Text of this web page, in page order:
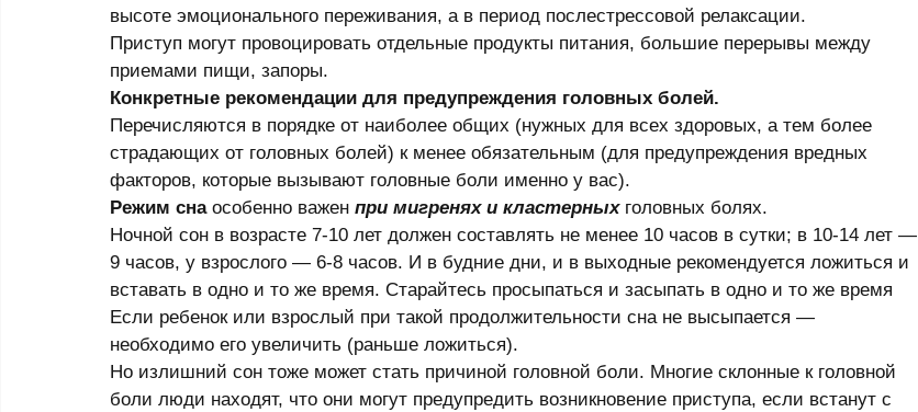
высоте эмоционального переживания, а в период послестрессовой релаксации.
Приступ могут провоцировать отдельные продукты питания, большие перерывы между
приемами пищи, запоры.
Конкретные рекомендации для предупреждения головных болей.
Перечисляются в порядке от наиболее общих (нужных для всех здоровых, а тем более
страдающих от головных болей) к менее обязательным (для предупреждения вредных
факторов, которые вызывают головные боли именно у вас).
Режим сна особенно важен при мигренях и кластерных головных болях.
Ночной сон в возрасте 7-10 лет должен составлять не менее 10 часов в сутки; в 10-14 лет —
9 часов, у взрослого — 6-8 часов. И в будние дни, и в выходные рекомендуется ложиться и
вставать в одно и то же время. Старайтесь просыпаться и засыпать в одно и то же время
Если ребенок или взрослый при такой продолжительно­­­сти сна не высыпается —
необходимо его увеличить (раньше ложиться).
Но излишний сон тоже может стать причиной головной боли. Многие склонные к головной
боли люди находят, что они могут предупредить возникновение приступа, если встанут с